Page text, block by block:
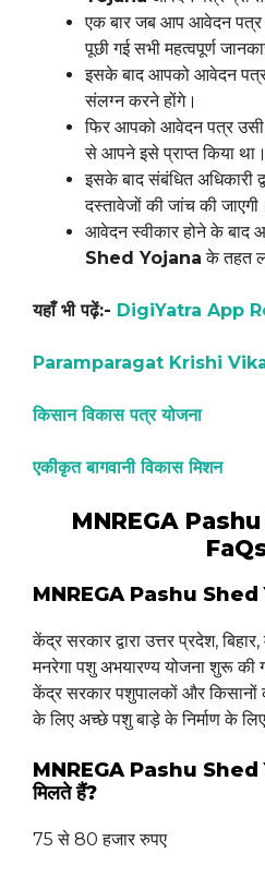
एक बार जब आप आवेदन पत्र
पूछी गई सभी महत्वपूर्ण
इसके बाद आपको आवेदन
संलग्न करने होंगे।
फिर आपको आवेदन पत्र उसी
से आपने इसे प्राप्त किया था।
इसके बाद संबंधित अधिकारी
दस्तावेजों की जांच की जाएगी।
आवेदन स्वीकार होने के बाद
Shed Yojana के तहत
यहाँ भी पढ़ें:- DigiYatra App
Paramparagat Krishi
किसान विकास पत्र योजना
एकीकृत बागवानी विकास मिशन
MNREGA
MNREGA Pashu Shed
केंद्र सरकार द्वारा उत्तर प्रदेश,
मनरेगा पशु अभयारण्य योजना शुरू की
केंद्र सरकार पशुपालकों और किसानों
के लिए अच्छे पशु बाड़े के निर्माण के लिए
MNREGA Pashu Shed
मिलते हैं?
75 से 80 हजार रुपए